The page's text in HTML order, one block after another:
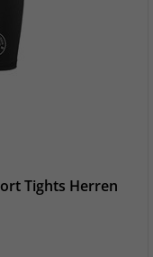
Tights Herren